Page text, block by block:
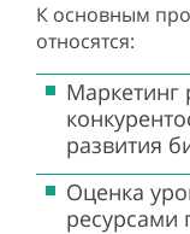
К основным
относятся:
Маркетинг
развития
Оценка
ресурсами